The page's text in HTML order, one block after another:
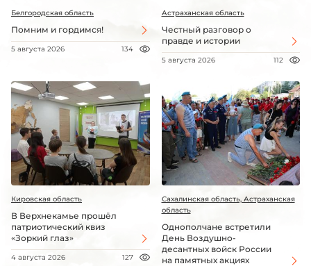
Белгородская область
Помним и гордимся!
5 августа 2026 134
Астраханская область
Честный разговор о
правде и истории
5 августа 2026 112
Кировская область
В Верхнекамье прошёл
патриотический квиз
«Зоркий глаз»
4 августа 2026 127
Сахалинская область, Астраханская
область
Однополчане встретили
День Воздушно-
десантных войск России
на памятных акциях